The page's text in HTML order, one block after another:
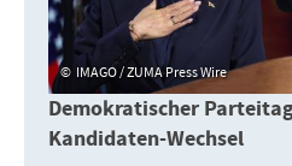
IMAGO / ZUMA Press Wire
Demokratischer
Kandidaten-Wechsel